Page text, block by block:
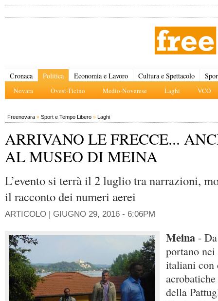
Cronaca Politica
Novara Ovest-Ticino Medio-Novarese Laghi VCO
Economia e Lavoro Cultura e Spettacolo
Freenovara » Sport e Tempo Libero » Laghi
ARRIVANO LE FRECCE...
AL MUSEO DI MEINA
L’evento si terrà il 2 luglio tra narrazioni,
il racconto dei numeri aerei
ARTICOLO | GIUGNO 29, 2016 - 6:06PM
Meina -
portano
italiani con
della